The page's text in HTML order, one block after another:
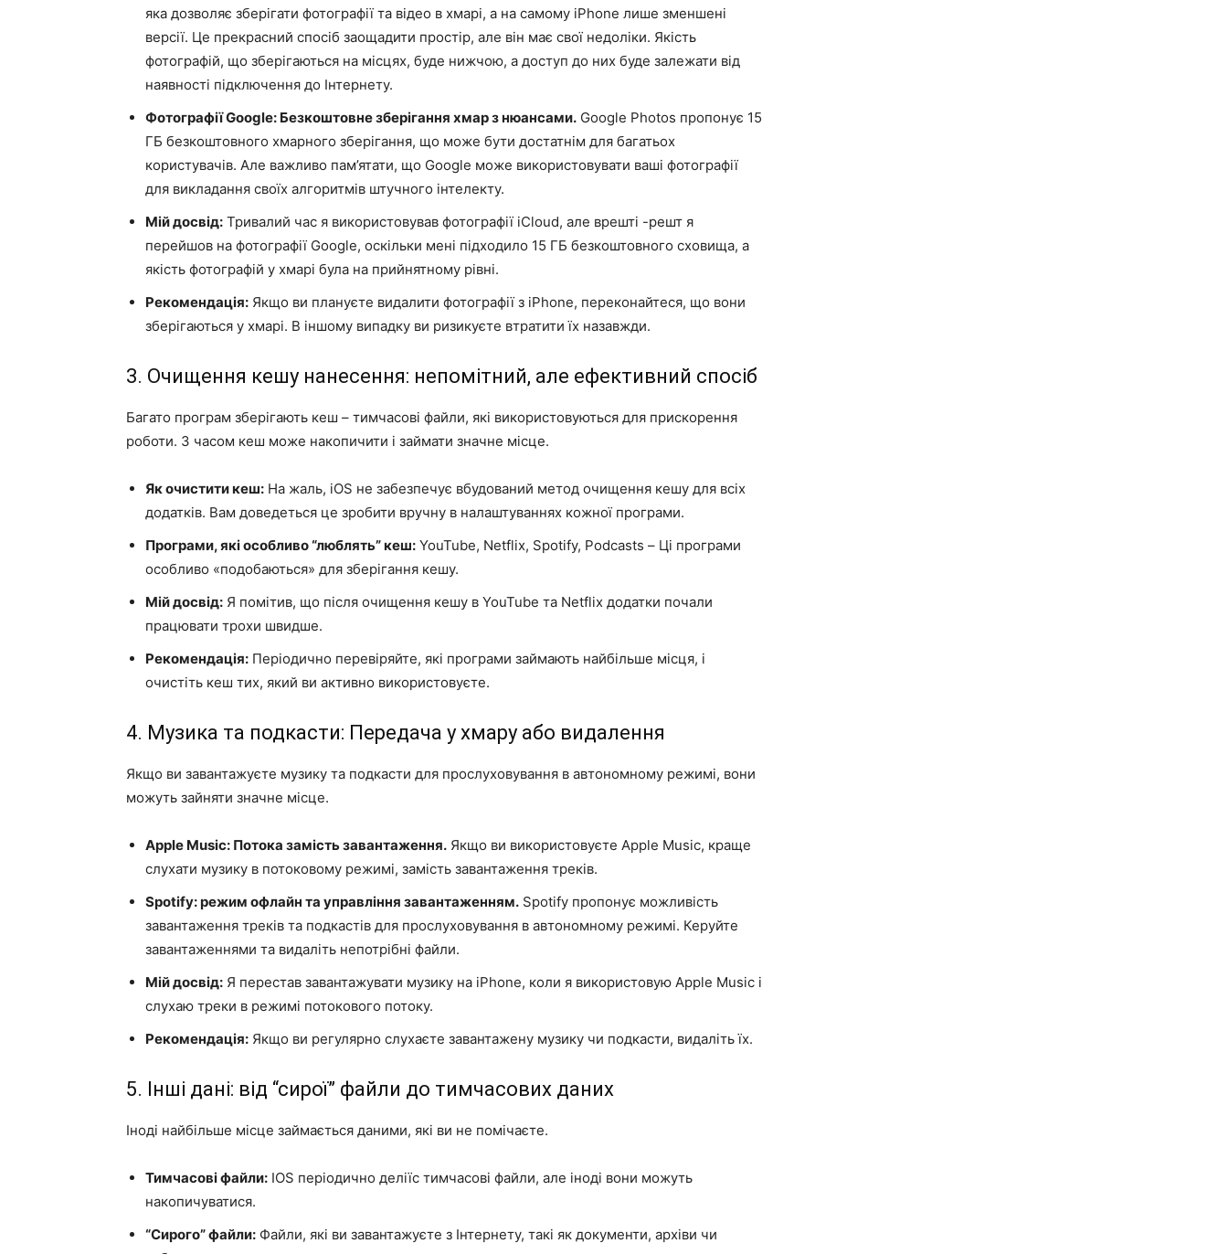
яка дозволяє зберігати фотографії та відео в хмарі, а на самому iPhone лише зменшені
версії. Це прекрасний спосіб заощадити простір, але він має свої недоліки. Якість
фотографій, що зберігаються на місцях, буде нижчою, а доступ до них буде залежати від
наявності підключення до Інтернету.
Фотографії Google: Безкоштовне зберігання хмар з нюансами. Google Photos пропонує 15
ГБ безкоштовного хмарного зберігання, що може бути достатнім для багатьох
користувачів. Але важливо пам’ятати, що Google може використовувати ваші фотографії
для викладання своїх алгоритмів штучного інтелекту.
Мій досвід: Тривалий час я використовував фотографії iCloud, але врешті -решт я
перейшов на фотографії Google, оскільки мені підходило 15 ГБ безкоштовного сховища, а
якість фотографій у хмарі була на прийнятному рівні.
Рекомендація: Якщо ви плануєте видалити фотографії з iPhone, переконайтеся, що вони
зберігаються у хмарі. В іншому випадку ви ризикуєте втратити їх назавжди.
3. Очищення кешу нанесення: непомітний, але ефективний спосіб
Багато програм зберігають кеш – тимчасові файли, які використовуються для прискорення
роботи. З часом кеш може накопичити і займати значне місце.
Як очистити кеш: На жаль, iOS не забезпечує вбудований метод очищення кешу для всіх
додатків. Вам доведеться це зробити вручну в налаштуваннях кожної програми.
Програми, які особливо “люблять” кеш: YouTube, Netflix, Spotify, Podcasts – Ці програми
особливо «подобаються» для зберігання кешу.
Мій досвід: Я помітив, що після очищення кешу в YouTube та Netflix додатки почали
працювати трохи швидше.
Рекомендація: Періодично перевіряйте, які програми займають найбільше місця, і
очистіть кеш тих, який ви активно використовуєте.
4. Музика та подкасти: Передача у хмару або видалення
Якщо ви завантажуєте музику та подкасти для прослуховування в автономному режимі, вони
можуть зайняти значне місце.
Apple Music: Потока замість завантаження. Якщо ви використовуєте Apple Music, краще
слухати музику в потоковому режимі, замість завантаження треків.
Spotify: режим офлайн та управління завантаженням. Spotify пропонує можливість
завантаження треків та подкастів для прослуховування в автономному режимі. Керуйте
завантаженнями та видаліть непотрібні файли.
Мій досвід: Я перестав завантажувати музику на iPhone, коли я використовую Apple Music і
слухаю треки в режимі потокового потоку.
Рекомендація: Якщо ви регулярно слухаєте завантажену музику чи подкасти, видаліть їх.
5. Інші дані: від “сирої” файли до тимчасових даних
Іноді найбільше місце займається даними, які ви не помічаєте.
Тимчасові файли: IOS періодично деліїс тимчасові файли, але іноді вони можуть
накопичуватися.
“Сирого” файли: Файли, які ви завантажуєте з Інтернету, такі як документи, архіви чи